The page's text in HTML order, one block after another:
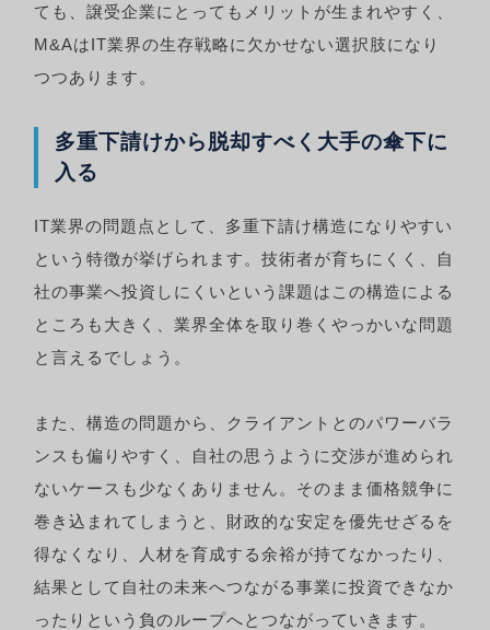
ても、譲受企業にとってもメリットが生まれやすく、
M&AはIT業界の生存戦略に欠かせない選択肢になり
つつあります。
多重下請けから脱却すべく大手の傘下に
入る
IT業界の問題点として、多重下請け構造になりやすい
という特徴が挙げられます。技術者が育ちにくく、自
社の事業へ投資しにくいという課題はこの構造による
ところも大きく、業界全体を取り巻くやっかいな問題
と言えるでしょう。
また、構造の問題から、クライアントとのパワーバラ
ンスも偏りやすく、自社の思うように交渉が進められ
ないケースも少なくありません。そのまま価格競争に
巻き込まれてしまうと、財政的な安定を優先せざるを
得なくなり、人材を育成する余裕が持てなかったり、
結果として自社の未来へつながる事業に投資できなか
ったりという負のループへとつながっていきます。